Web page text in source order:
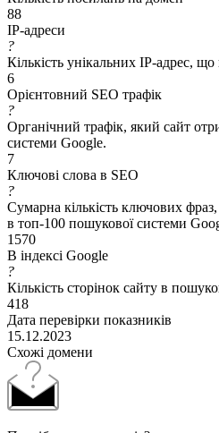
88
IP-адреси
?
Кількість унікальних IP-адрес,
6
Орієнтовний SEO трафік
?
Органічний трафік, який сайт
системи Google.
7
Ключові слова в SEO
?
Сумарна кількість ключових
в топ-100 пошукової системи
1570
В індексі Google
?
Кількість сторінок сайту в
418
Дата перевірки показників
15.12.2023
Схожі домени